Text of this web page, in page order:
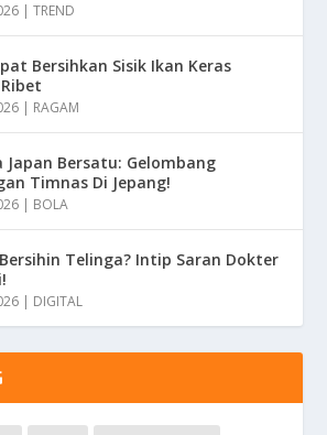
|TREND
Bersihkan Sisik Ikan Keras
| RAGAM
Japan Bersatu: Gelombang
Timnas Di Jepang!
| BOLA
Telinga? Intip Saran Dokter
| DIGITAL